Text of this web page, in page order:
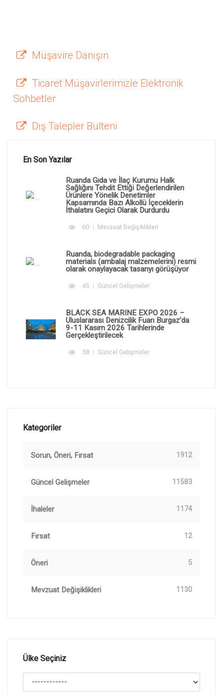
Müşavire Danışın
Ticaret Müşavirlerimizle Elektronik
Sohbetler
Dış Talepler Bülteni
En Son Yazılar
Ruanda Gıda ve İlaç Kurumu Halk
Sağlığını Tehdit Ettiği Değerlendirilen
Ürünlere Yönelik Denetimler
Kapsamında Bazı Alkollü İçeceklerin
İthalatını Geçici Olarak Durdurdu
60 Mevzuat Değişiklikleri
Ruanda, biodegradable packaging
materials (ambalaj malzemelerini) resmi
olarak onaylayacak tasarıyı görüşüyor
45 Güncel Gelişmeler
BLACK SEA MARINE EXPO 2026 –
Uluslararası Denizcilik Fuarı Burgaz'da
9-11 Kasım 2026 Tarihlerinde
Gerçekleştirilecek
58 Güncel Gelişmeler
Kategoriler
Sorun, Öneri, Fırsat 1912
Güncel Gelişmeler 11583
İhaleler 1174
Fırsat 12
Öneri 5
Mevzuat Değişiklikleri 1130
Ülke Seçiniz